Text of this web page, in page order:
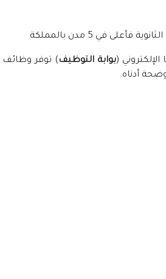
في 5 مدن بالمملكة
(بوابة التوظيف) توفر وظائف لحملة
أدناه.